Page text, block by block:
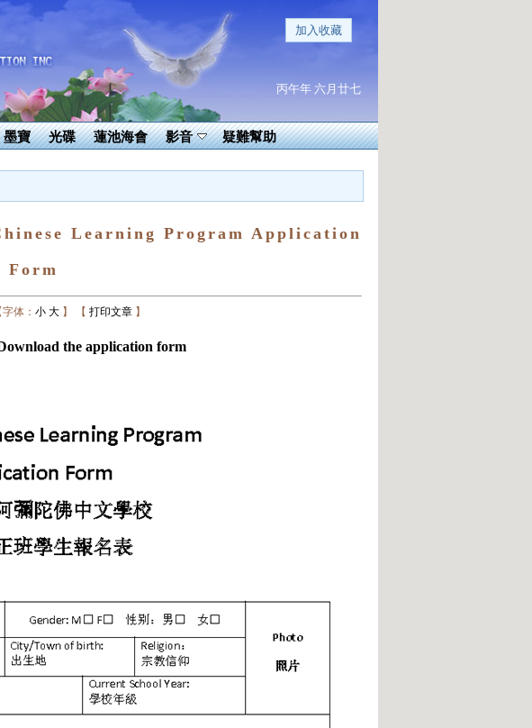
加入收藏
丙午年 六月廿七
墨寶 光碟 蓮池海會 影音 疑難幫助
Learning Program Application
Form
字体： 小 大】 【 打印文章】
the application form